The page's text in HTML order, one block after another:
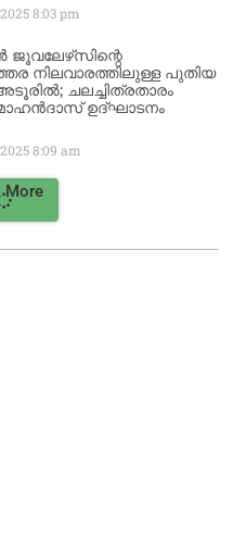
20258:03 pm
നിലവാരത്തിലുള്ള പുതിയ
ചലച്ചിത്രതാരം
ഉദ്ഘാടനം
8:09 am
More